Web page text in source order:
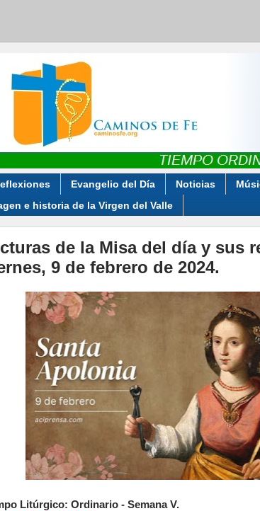
Evangelio del Día Noticias
e historia de la Virgen del Valle
de la Misa del día y sus
9 de febrero de 2024.
Litúrgico: Ordinario - Semana V.